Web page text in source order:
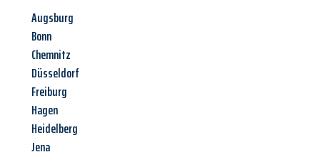
Augsburg
Bonn
Chemnitz
Düsseldorf
Freiburg
Hagen
Heidelberg
Jena